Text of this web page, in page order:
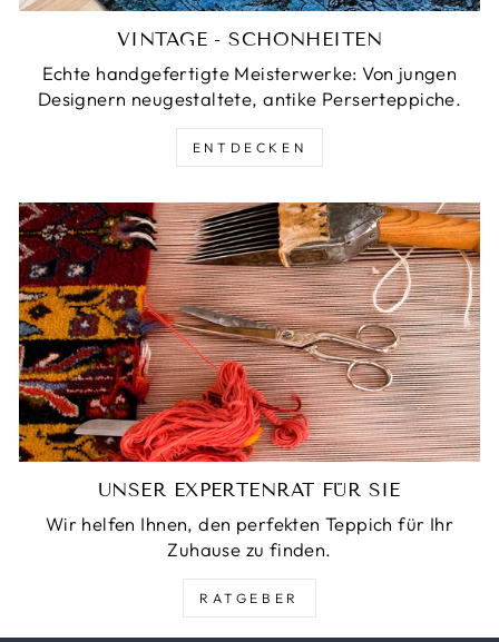
VINTAGE - SCHÖNHEITEN
Echte handgefertigte Meisterwerke: Von jungen
Designern neugestaltete, antike Perserteppiche.
ENTDECKEN
UNSER EXPERTENRAT FÜR SIE
Wir helfen Ihnen, den perfekten Teppich für Ihr
Zuhause zu finden.
RATGEBER